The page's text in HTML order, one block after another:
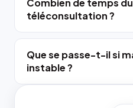
Combien de temps
téléconsultation ?
Que se passe-t-il si
instable ?